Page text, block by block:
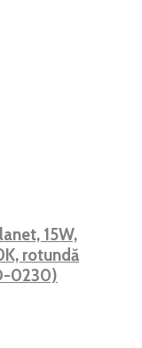
15W,
rotundă
0230)